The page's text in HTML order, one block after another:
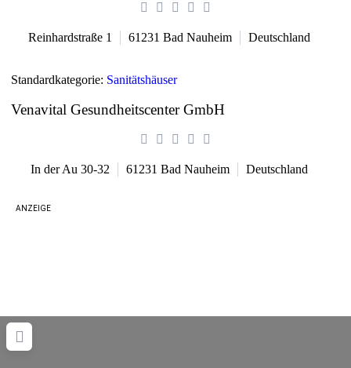
Reinhardstraße 1 61231 Bad Nauheim Deutschland
Standardkategorie: Sanitätshäuser
Venavital Gesundheitscenter GmbH
In der Au 30-32 61231 Bad Nauheim Deutschland
ANZEIGE